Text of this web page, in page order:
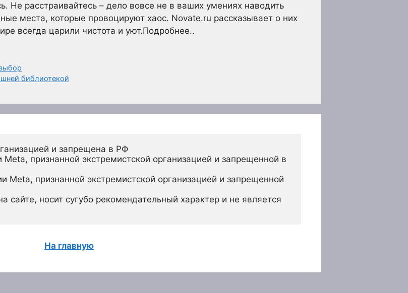
Не расстраивайтесь – дело вовсе не в ваших умениях наводить
места, которые провоцируют хаос. Novate.ru рассказывает о них
всегда царили чистота и уют.Подробнее..
библиотекой
и запрещена в РФ
признанной экстремистской организацией и запрещенной в
признанной экстремистской организацией и запрещенной
носит сугубо рекомендательный характер и не является
На главную